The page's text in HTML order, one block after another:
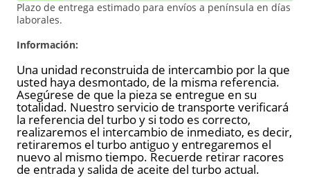
Plazo de entrega estimado para envíos a península en días
laborales.
Información:
Una unidad reconstruida de intercambio por la que
usted haya desmontado, de la misma referencia.
Asegúrese de que la pieza se entregue en su
totalidad. Nuestro servicio de transporte verificará
la referencia del turbo y si todo es correcto,
realizaremos el intercambio de inmediato, es decir,
retiraremos el turbo antiguo y entregaremos el
nuevo al mismo tiempo. Recuerde retirar racores
de entrada y salida de aceite del turbo actual.